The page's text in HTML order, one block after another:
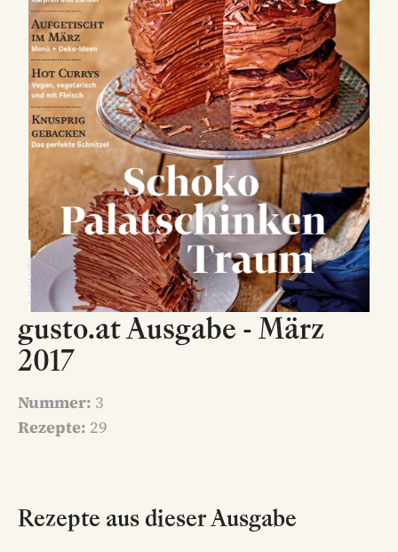
gusto.at Ausgabe - März
2017
Nummer: 3
Rezepte: 29
Rezepte aus dieser Ausgabe